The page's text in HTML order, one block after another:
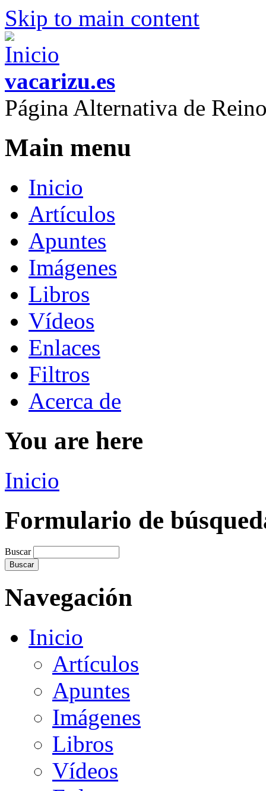
Skip to main content
vacarizu.es
Página Alternativa de
Main menu
Inicio
Artículos
Apuntes
Imágenes
Libros
Vídeos
Enlaces
Filtros
Acerca de
You are here
Inicio
Formulario de
Buscar
Navegación
Inicio
Artículos
Apuntes
Imágenes
Libros
Vídeos